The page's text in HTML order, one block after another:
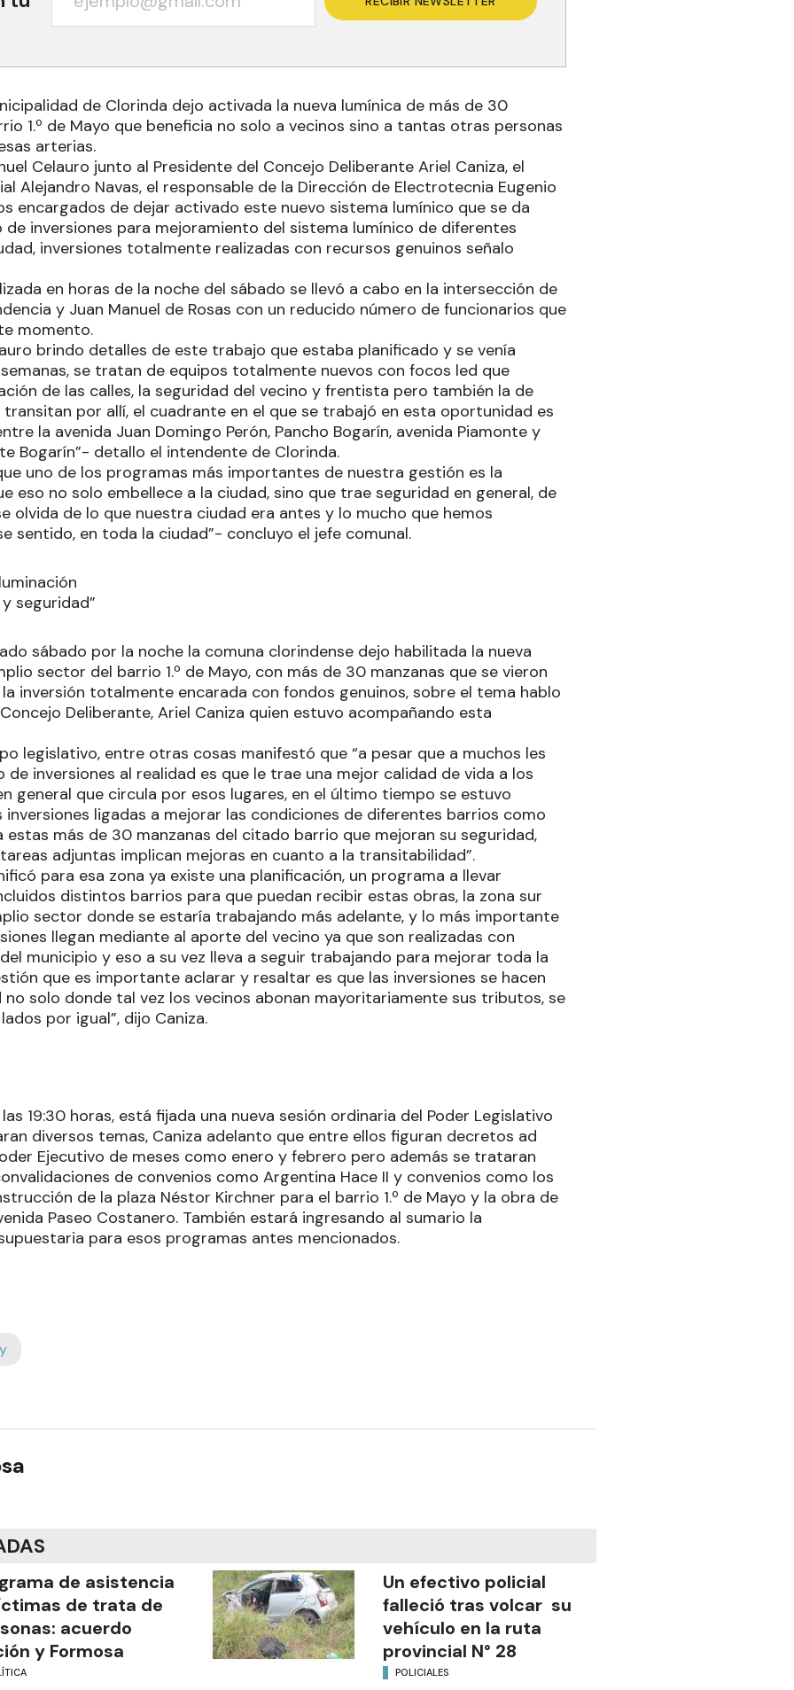
de Clorinda dejo activada la nueva lumínica de más de 30
1.º de Mayo que beneficia no solo a vecinos sino a tantas otras personas
arterias.
Celauro junto al Presidente del Concejo Deliberante Ariel Caniza, el
Alejandro Navas, el responsable de la Dirección de Electrotecnia Eugenio
encargados de dejar activado este nuevo sistema lumínico que se da
inversiones para mejoramiento del sistema lumínico de diferentes
inversiones totalmente realizadas con recursos genuinos señalo
en horas de la noche del sábado se llevó a cabo en la intersección de
y Juan Manuel de Rosas con un reducido número de funcionarios que
momento.
brindo detalles de este trabajo que estaba planificado y se venía
se tratan de equipos totalmente nuevos con focos led que
de las calles, la seguridad del vecino y frentista pero también la de
por allí, el cuadrante en el que se trabajó en esta oportunidad es
la avenida Juan Domingo Perón, Pancho Bogarín, avenida Piamonte y
Bogarín”- detallo el intendente de Clorinda.
uno de los programas más importantes de nuestra gestión es la
eso no solo embellece a la ciudad, sino que trae seguridad en general, de
olvida de lo que nuestra ciudad era antes y lo mucho que hemos
sentido, en toda la ciudad”- concluyo el jefe comunal.
seguridad”
sábado por la noche la comuna clorindense dejo habilitada la nueva
sector del barrio 1.º de Mayo, con más de 30 manzanas que se vieron
inversión totalmente encarada con fondos genuinos, sobre el tema hablo
Deliberante, Ariel Caniza quien estuvo acompañando esta
legislativo, entre otras cosas manifestó que “a pesar que a muchos les
inversiones al realidad es que le trae una mejor calidad de vida a los
general que circula por esos lugares, en el último tiempo se estuvo
inversiones ligadas a mejorar las condiciones de diferentes barrios como
estas más de 30 manzanas del citado barrio que mejoran su seguridad,
adjuntas implican mejoras en cuanto a la transitabilidad”.
para esa zona ya existe una planificación, un programa a llevar
distintos barrios para que puedan recibir estas obras, la zona sur
sector donde se estaría trabajando más adelante, y lo más importante
llegan mediante al aporte del vecino ya que son realizadas con
municipio y eso a su vez lleva a seguir trabajando para mejorar toda la
que es importante aclarar y resaltar es que las inversiones se hacen
solo donde tal vez los vecinos abonan mayoritariamente sus tributos, se
por igual”, dijo Caniza.
19:30 horas, está fijada una nueva sesión ordinaria del Poder Legislativo
diversos temas, Caniza adelanto que entre ellos figuran decretos ad
Ejecutivo de meses como enero y febrero pero además se trataran
de convenios como Argentina Hace II y convenios como los
de la plaza Néstor Kirchner para el barrio 1.º de Mayo y la obra de
Paseo Costanero. También estará ingresando al sumario la
para esos programas antes mencionados.
de asistencia
de trata de
acuerdo
y Formosa
Un efectivo policial
falleció tras volcar su
vehículo en la ruta
provincial N° 28
POLICIALES